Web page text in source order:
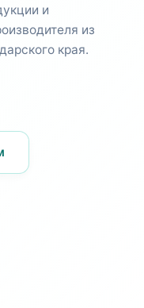
и
из
края.